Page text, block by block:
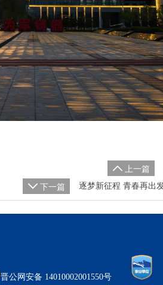
上一篇
下一篇 逐梦新征程 青春再出
晋公网安备 14010002001550号